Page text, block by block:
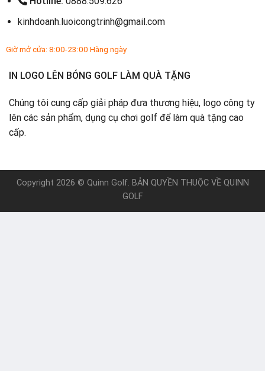
kinhdoanh.luoicongtrinh@gmail.com
Giờ mở cửa: 8:00-23:00 Hàng ngày
IN LOGO LÊN BÓNG GOLF LÀM QUÀ TẶNG
Chúng tôi cung cấp giải pháp đưa thương hiệu, logo công ty
lên các sản phẩm, dụng cụ chơi golf để làm quà tặng cao
cấp.
Copyright 2026 © Quinn Golf. BẢN QUYỀN THUỘC VỀQUINN
GOLF